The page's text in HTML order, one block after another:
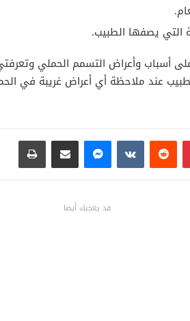
التي يصفها الطبيب.
أسباب وأعراض التسمم الحملي
الطبيب عند ملاحظة أي أعراض غريبة في
بينتيريست ماسنجر مشاركة عبر البريد طباعة
قد يعجبك أيضا